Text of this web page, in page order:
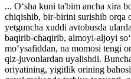
... O‘sha kuni ta'bim ancha xira
chiqishib, bir-birini surishib orqa
yetguncha xuddi avtobusda
baqirib-chaqirib, almoyi-aljoyi
mo‘ysafiddan, na momosi tengi
qiz-juvonlardan uyalishdi.
oriyatining, yigitlik orining